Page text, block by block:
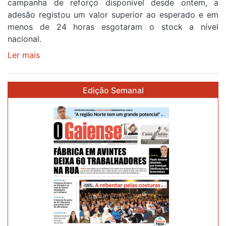
etapa
da
87ª
Volta
campanha de reforço disponível desde ontem, a
adesão registou um valor superior ao esperado e em
menos de 24 horas esgotaram o stock a nível
nacional.
Ler mais
eclipse
solar
esgotam
menos
horas
Edição Semanal